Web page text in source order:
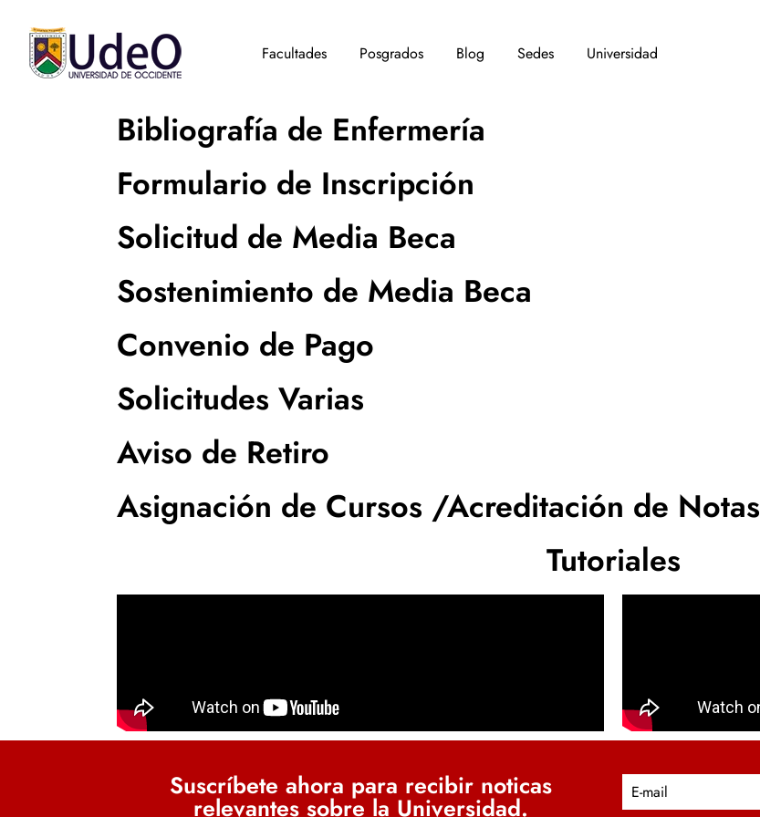
Facultades Posgrados Blog Sedes Universidad
Bibliografía de Enfermería
Formulario de Inscripción
Solicitud de Media Beca
Sostenimiento de Media Beca​
Convenio de Pago
Solicitudes Varias
Aviso de Retiro
Asignación de Cursos /Acreditación de Notas
Tutoriales
Suscríbete ahora para recibir noticas
relevantes sobre la Universidad.
m